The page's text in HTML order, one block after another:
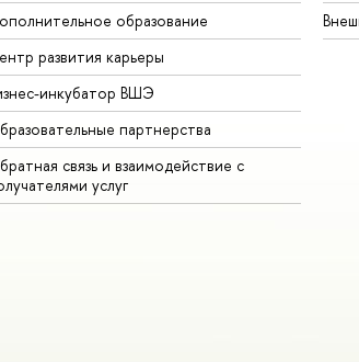
образование
развития карьеры
инкубатор ВШЭ
партнерства
связь и взаимодействие с
услуг